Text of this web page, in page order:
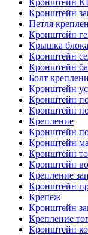
Кронштейн
Петля
Кронштейн
Крышка
Кронштейн
Кронштейн
Болт
Кронштейн
Кронштейн
Кронштейн
Крепление
Кронштейн
Кронштейн
Кронштейн
Кронштейн
Крепление
Кронштейн
Крепеж
Кронштейн
Крепление
Кронштейн